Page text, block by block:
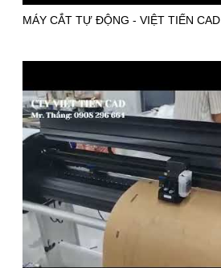
MÁY CẮT TỰ ĐỘNG - VIỆT TIẾN CAD